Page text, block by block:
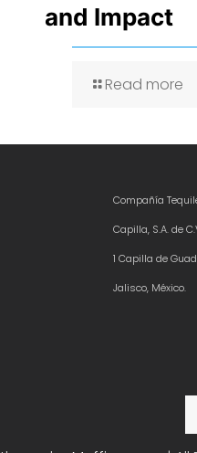
and Impact
Read more
Compañía
Capilla, S.A. de
1 Capilla de
Jalisco, México.